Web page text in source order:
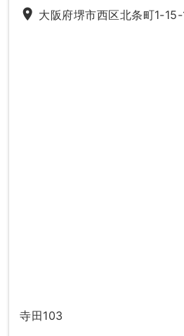
place 大阪府堺市西区北条町1-
寺田103